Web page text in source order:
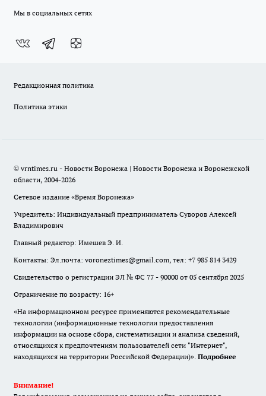
Мы в социальных сетях
Редакционная политика
Политика этики
© vrntimes.ru - Новости Воронежа | Новости Воронежа и Воронежской
области, 2004-2026
Сетевое издание «Время Воронежа»
Учредитель: Индивидуальный предприниматель Суворов Алексей
Владимирович
Главный редактор: Имешев Э. И.
Контакты: Эл.почта: voroneztimes@gmail.com, тел: +7 985 814 3429
Свидетельство о регистрации ЭЛ № ФС 77 - 90000 от 05 сентября 2025
Ограничение по возрасту: 16+
«На информационном ресурсе применяются рекомендательные
технологии (информационные технологии предоставления
информации на основе сбора, систематизации и анализа сведений,
относящихся к предпочтениям пользователей сети "Интернет",
находящихся на территории Российской Федерации)». Подробнее
Внимание!